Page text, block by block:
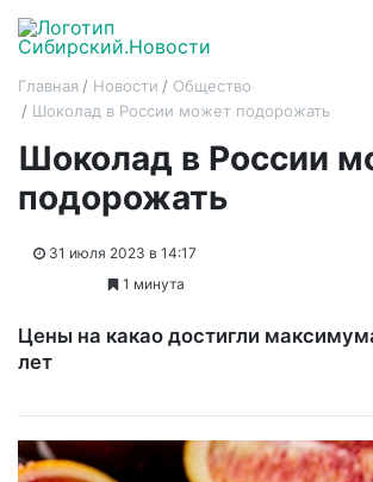
Главная Новости
Общество
Шоколад в России может подорожать
Шоколад в России
подорожать
31 июля 2023 в 14:17
1 минута
Цены на какао достигли
лет